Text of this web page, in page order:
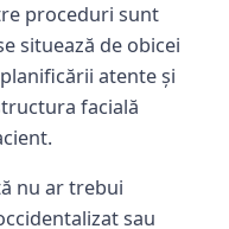
proceduri sunt
situează de obicei
atente și
facială
nu ar trebui
sau